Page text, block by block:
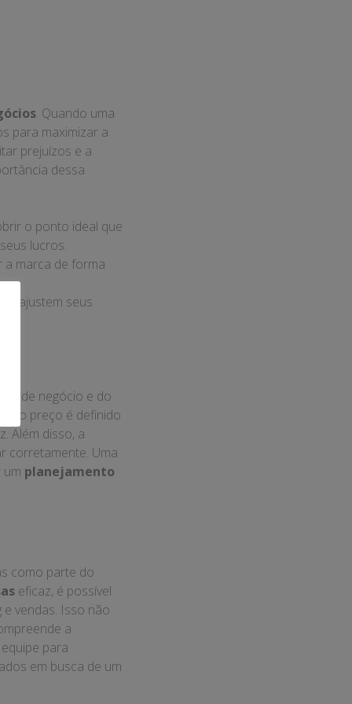
. Quando uma
para maximizar a
prejuízos e a
dessa
o ponto ideal que
lucros.
a marca de forma
ajustem seus
de negócio e do
o preço é definido
Além disso, a
corretamente. Uma
planejamento
como parte do
eficaz, é possível
vendas. Isso não
a
para
em busca de um